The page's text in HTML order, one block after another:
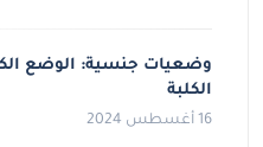
وضعيات جنسية: الوضع
الكلبة
16 أغسطس 2024